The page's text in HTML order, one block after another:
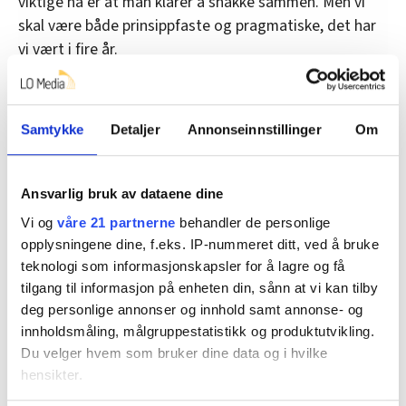
Samtykke Detaljer Annonseinnstillinger Om
Ansvarlig bruk av dataene dine
Vi og våre 21 partnerne behandler de personlige
opplysningene dine, f.eks. IP-nummeret ditt, ved å bruke
teknologi som informasjonskapsler for å lagre og få
tilgang til informasjon på enheten din, sånn at vi kan tilby
deg personlige annonser og innhold samt annonse- og
innholdsmåling, målgruppestatistikk og produktutvikling.
Du velger hvem som bruker dine data og i hvilke
hensikter.
skal være både prinsippfaste og pragmatiske, det har
vi vært i fire år.
Frykter skatteforlik med høyresiden
En av de store konfliktlinjene går på skatt. Både Rødt,
Ap har satt foten ned.
Ap har også tatt til orde for et bredt skatteforlik i
Stortinget.
– Hvilke utfordringer skaper det for dere?
– Vi har aldri avvist et skatteforlik. Det trengs en
rettferdig skattereform. Men jeg godtar ikke at etter
et valg der Høyre og Frp har snakket om